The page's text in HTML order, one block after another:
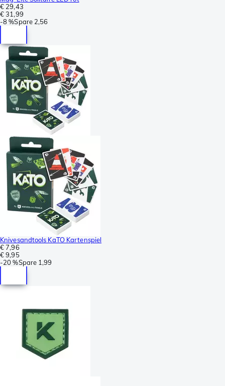
€ 29,43
€ 31,99
-8 %Spare 2,56
Knivesandtools KaTO Kartenspiel
€ 7,96
€ 9,95
-20 %Spare 1,99